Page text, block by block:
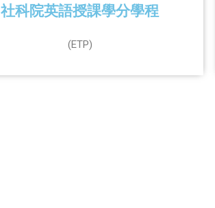
社科院英語授課學分學程
(ETP)